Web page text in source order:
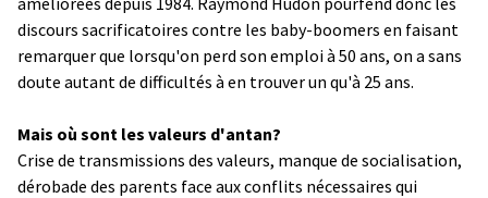
discours sacrificatoires contre les baby-boomers en faisant
remarquer que lorsqu'on perd son emploi à 50 ans, on a sans
doute autant de difficultés à en trouver un qu'à 25 ans.
Mais où sont les valeurs d'antan?
Crise de transmissions des valeurs, manque de socialisation,
dérobade des parents face aux conflits nécessaires qui